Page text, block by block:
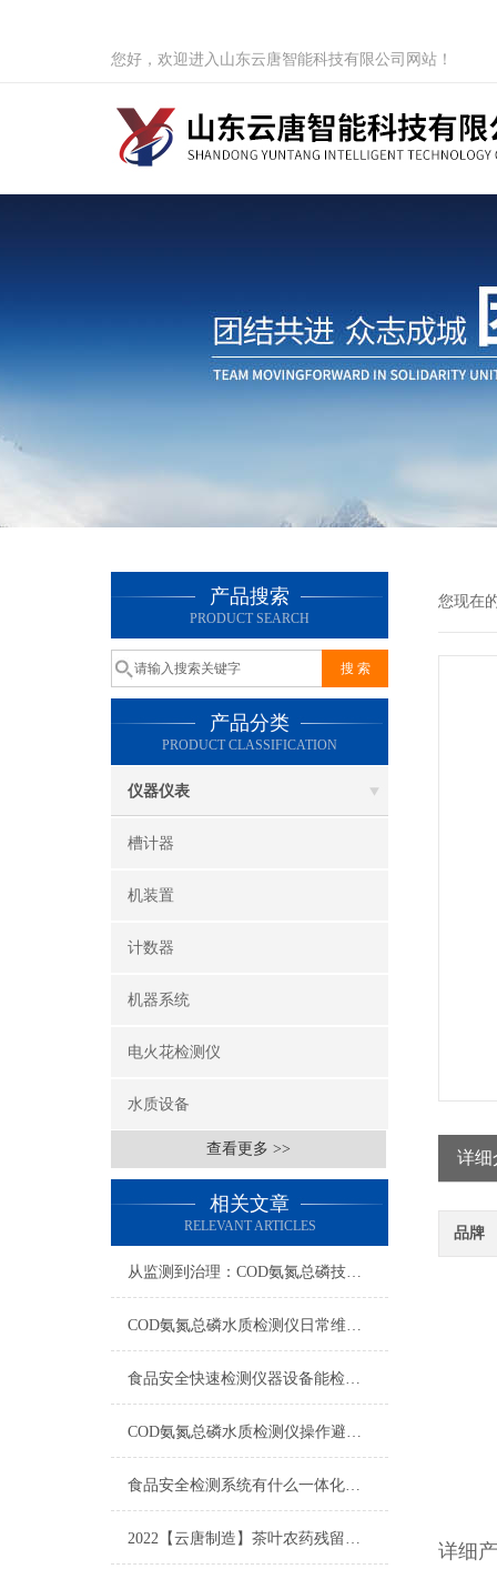
您好，欢迎进入山东云唐智能科技有限公司网站！
产品搜索
PRODUCT SEARCH
产品分类
PRODUCT CLASSIFICATION
仪器仪表
槽计器
机装置
计数器
机器系统
电火花检测仪
水质设备
查看更多 >>
相关文章
RELEVANT ARTICLES
从监测到治理：COD氨氮总磷技术的双领域实战解析
COD氨氮总磷水质检测仪日常维护与试剂管理，降低故障率就靠这几招
食品安全快速检测仪器设备能检什么？一张表说清适用范围
COD氨氮总磷水质检测仪操作避坑指南：这几个步骤直接影响数据准确性
食品安全检测系统有什么一体化配置·2023仪器仪表推荐·山东云唐
2022【云唐制造】茶叶农药残留检测仪多少钱一台@山东云唐仪器仪表制造
您现在
详细
品牌
详细